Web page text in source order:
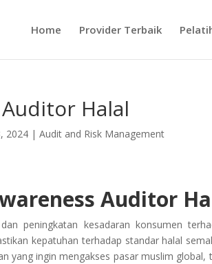
Home Provider Terbaik
Halal
2024 | Audit and Risk Management
Auditor
peningkatan kesadaran konsumen
kepatuhan terhadap standar halal
yang ingin mengakses pasar muslim